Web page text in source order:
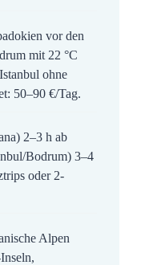
vor den
mit 22 °C
ohne
50–90 €/Tag.
2–3 h ab
Bodrum) 3–4
oder 2-
Alpen